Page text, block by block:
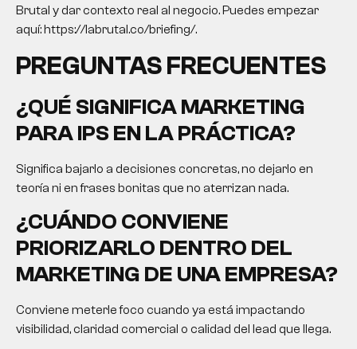
Brutal y dar contexto real al negocio. Puedes empezar
aquí: https://labrutal.co/briefing/.
PREGUNTAS FRECUENTES
¿QUÉ SIGNIFICA MARKETING
PARA IPS EN LA PRÁCTICA?
Significa bajarlo a decisiones concretas, no dejarlo en
teoría ni en frases bonitas que no aterrizan nada.
¿CUÁNDO CONVIENE
PRIORIZARLO DENTRO DEL
MARKETING DE UNA EMPRESA?
Conviene meterle foco cuando ya está impactando
visibilidad, claridad comercial o calidad del lead que llega.